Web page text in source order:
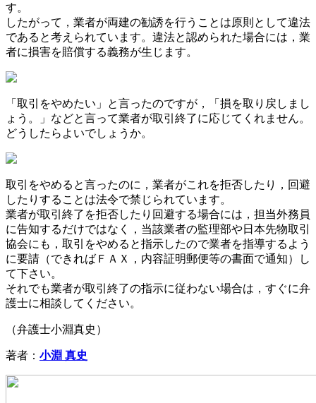
す。
したがって，業者が両建の勧誘を行うことは原則として違法
であると考えられています。違法と認められた場合には，業
者に損害を賠償する義務が生じます。
「取引をやめたい」と言ったのですが，「損を取り戻しまし
ょう。」などと言って業者が取引終了に応じてくれません。
どうしたらよいでしょうか。
取引をやめると言ったのに，業者がこれを拒否したり，回避
したりすることは法令で禁じられています。
業者が取引終了を拒否したり回避する場合には，担当外務員
に告知するだけではなく，当該業者の監理部や日本先物取引
協会にも，取引をやめると指示したので業者を指導するよう
に要請（できればＦＡＸ，内容証明郵便等の書面で通知）し
て下さい。
それでも業者が取引終了の指示に従わない場合は，すぐに弁
護士に相談してください。
（弁護士小淵真史）
著者： 小淵 真史